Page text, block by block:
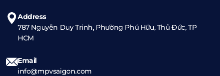
Address
787 Nguyễn Duy Trinh, Phường Phú Hữu, Thủ Đức, TP
HCM
Email
info@mpvsaigon.com